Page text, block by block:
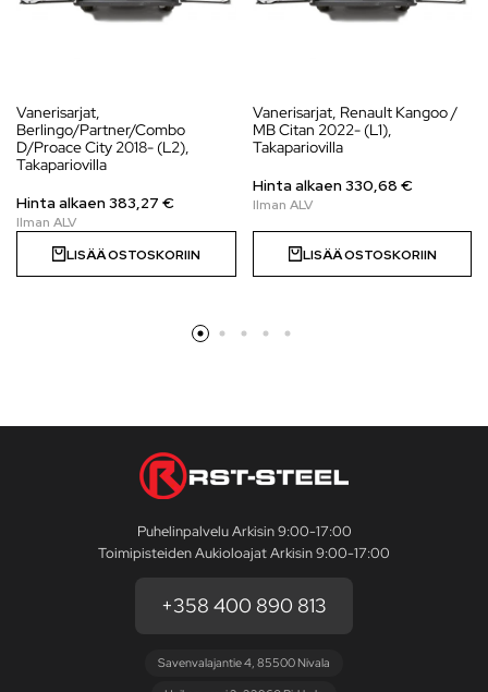
Vanerisarjat,
Berlingo/Partner/Combo
D/Proace City 2018- (L2),
Takapariovilla
Hinta alkaen383,27 €
LISÄÄ OSTOSKORIIN
Vanerisarjat, Renault Kangoo /
MB Citan 2022- (L1),
Takapariovilla
Hinta alkaen330,68 €
LISÄÄ OSTOSKORIIN
Puhelinpalvelu Arkisin 9:00-17:00
Toimipisteiden Aukioloajat Arkisin 9:00-17:00
+358 400 890 813
Savenvalajantie 4, 85500 Nivala